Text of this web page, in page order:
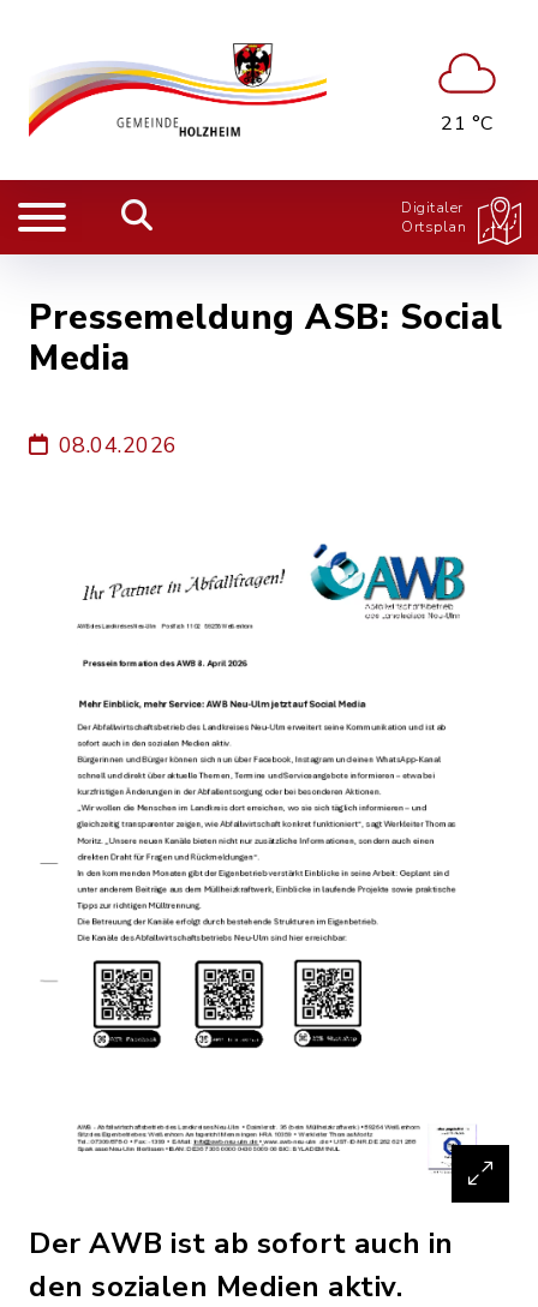
21 °C
Digitaler
Ortsplan
Pressemeldung ASB: Social
Media
08.04.2026
Der AWB ist ab sofort auch in
den sozialen Medien aktiv.